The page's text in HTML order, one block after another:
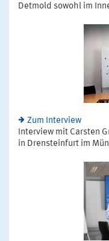
Detmold sowohl im
Zum Interview
Interview mit Carsten
in Drensteinfurt im